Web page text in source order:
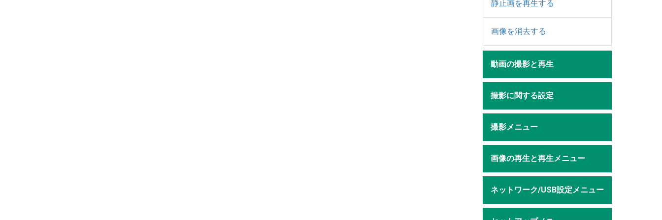
静止画を再生する
画像を消去する
動画の撮影と再生
撮影に関する設定
撮影メニュー
画像の再生と再生メニュー
ネットワーク/USB設定メニュー